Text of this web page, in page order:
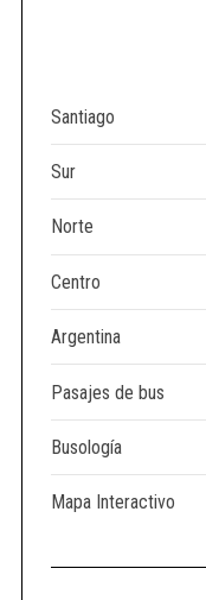
Santiago
Sur
Norte
Centro
Argentina
Pasajes de bus
Busología
Mapa Interactivo
h
f
r